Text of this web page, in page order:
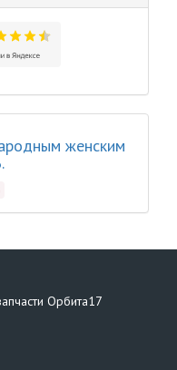
женским